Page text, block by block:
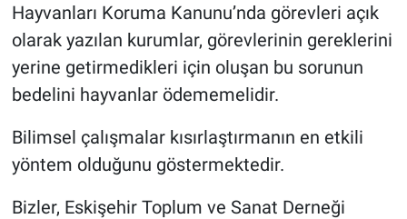
Hayvanları Koruma Kanunu’nda görevleri açık
olarak yazılan kurumlar, görevlerinin gereklerini
yerine getirmedikleri için oluşan bu sorunun
bedelini hayvanlar ödememelidir.
Bilimsel çalışmalar kısırlaştırmanın en etkili
yöntem olduğunu göstermektedir.
Bizler, Eskişehir Toplum ve Sanat Derneği